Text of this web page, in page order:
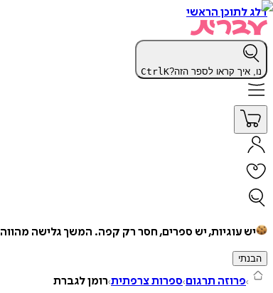
דלג לתוכן הראשי
נו, איך קראו לספר הזה? CtrlK
יש עוגיות, יש ספרים, חסר רק קפה. המשך גלישה מהווה
הבנתי
פרוזה תרגום ספרות צרפתית רומן לגברת